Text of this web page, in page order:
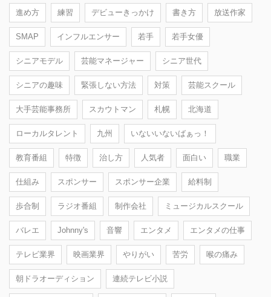
進め方 練習 デビューきっかけ 書き方 放送作家
SMAP インフルエンサー 若手 若手女優
シニアモデル 芸能マネージャー シニア世代
シニアの趣味 緊張しない方法 対策 芸能スクール
大手芸能事務所 スカウトマン 札幌 北海道
ローカルタレント 九州 いないいないばぁっ！
教育番組 特徴 治し方 人気者 面白い 職業
仕組み スポンサー スポンサー企業 給料制
歩合制 ラジオ番組 制作会社 ミュージカルスクール
バレエ Johnny's 音響 エンタメ エンタメの仕事
テレビ業界 映画業界 やりがい 苦労 喉の痛み
朝ドラオーディション 連続テレビ小説